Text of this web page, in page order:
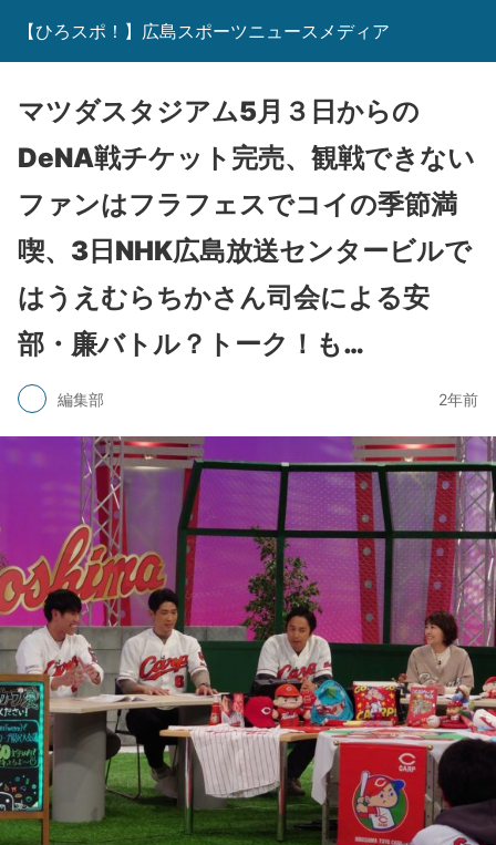
【ひろスポ！】広島スポーツニュースメディア
マツダスタジアム5月３日からの
DeNA戦チケット完売、観戦できない
ファンはフラフェスでコイの季節満
喫、3日NHK広島放送センタービルで
はうえむらちかさん司会による安
部・廉バトル？トーク！も…
編集部 2年前